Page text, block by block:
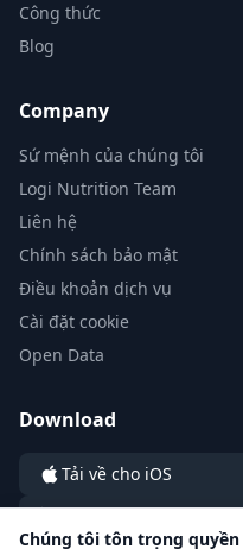
Công thức
Blog
Company
Sứ mệnh của chúng tôi
Logi Nutrition Team
Liên hệ
Chính sách bảo mật
Điều khoản dịch vụ
Cài đặt cookie
Open Data
Download
Tải về cho iOS
Tải về cho Android
Chúng tôi tôn trọng